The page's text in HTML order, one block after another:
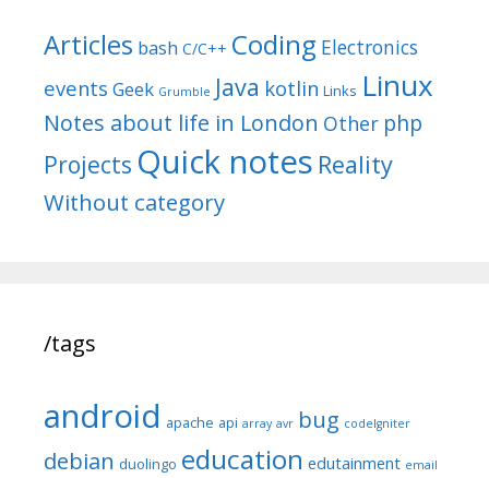
Articles bash C/C++ Coding Electronics
events Geek Grumble Java kotlin Links Linux
Notes about life in London Other php
Projects Quick notes Reality
Without category
/tags
android apache api array avr bug codeIgniter
debian duolingo education edutainment email